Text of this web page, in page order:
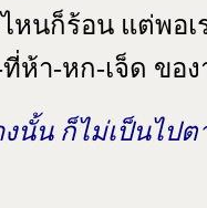
หนก็ร้อน แต่พอ
ห้า-หก-เจ็ด ขอ
งนั้น ก็ไม่เป็นไป